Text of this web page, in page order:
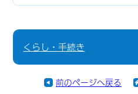
くらし・手続き
前のページへ戻る